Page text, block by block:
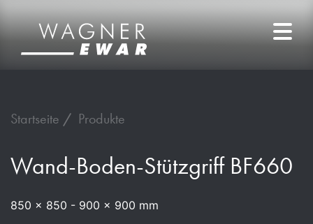
Startseite Produkte
Wand-Boden-Stützgriff BF660
850 x 850 - 900 x 900 mm